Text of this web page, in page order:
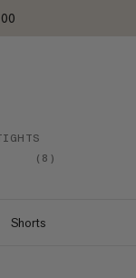
( 8 )
Shorts